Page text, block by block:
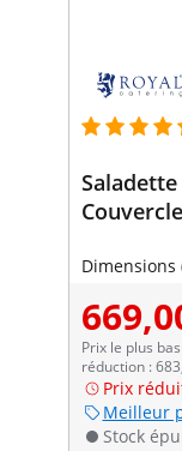
Dimensions
Prix le plus
réduction :
Prix
Meilleur
Stock